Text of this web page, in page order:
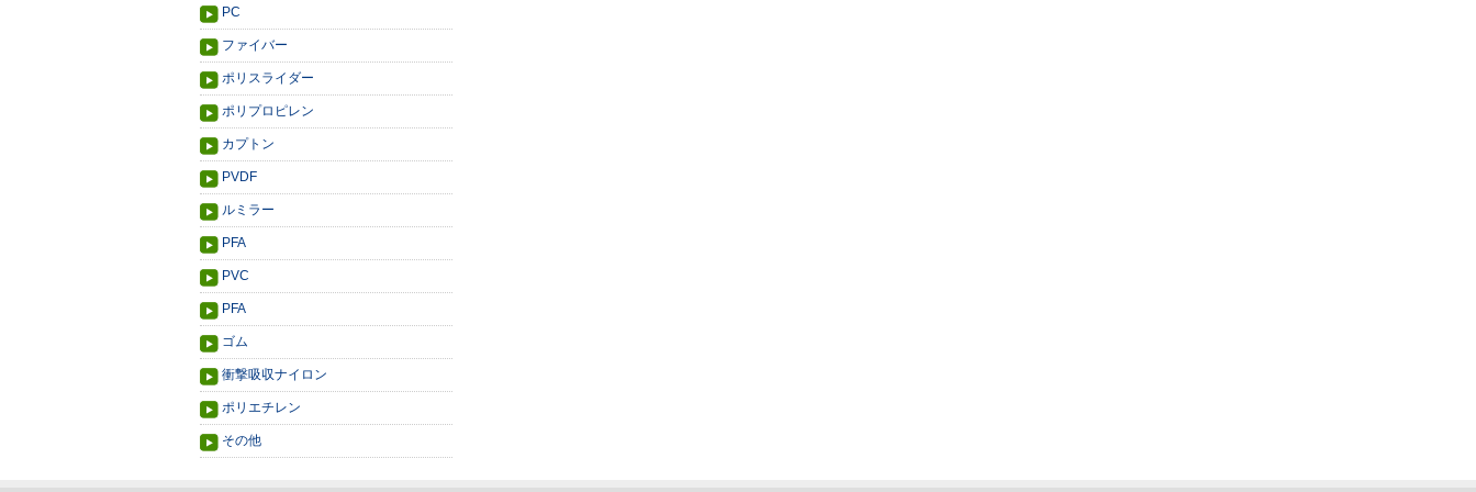
PC
ファイバー
ポリスライダー
ポリプロピレン
カプトン
PVDF
ルミラー
PFA
PVC
PFA
ゴム
衝撃吸収ナイロン
ポリエチレン
その他